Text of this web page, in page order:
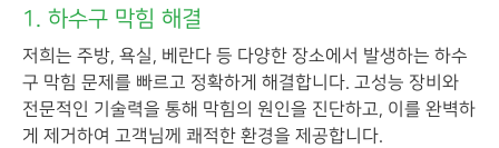
1. 하수구 막힘 해결
저희는 주방, 욕실, 베란다 등 다양한 장소에서 발생하는 하수
구 막힘 문제를 빠르고 정확하게 해결합니다. 고성능 장비와
전문적인 기술력을 통해 막힘의 원인을 진단하고, 이를 완벽하
게 제거하여 고객님께 쾌적한 환경을 제공합니다.